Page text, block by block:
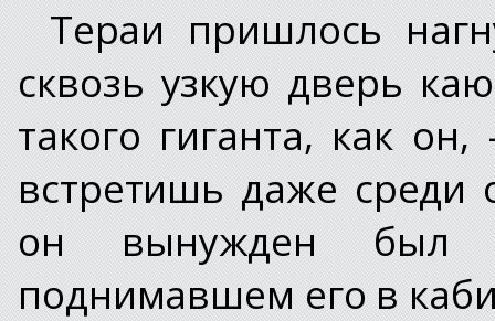
Тераи пришлось
сквозь узкую дверь
такого гиганта, как
встретишь даже среди
он вынужден был
поднимавшем его в